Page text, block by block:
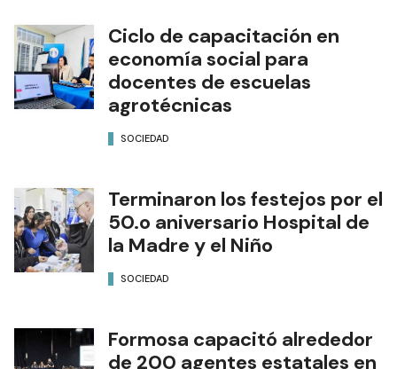
Ciclo de capacitación en
economía social para
docentes de escuelas
agrotécnicas
SOCIEDAD
Terminaron los festejos por el
50.o aniversario Hospital de
la Madre y el Niño
SOCIEDAD
Formosa capacitó alrededor
de 200 agentes estatales en